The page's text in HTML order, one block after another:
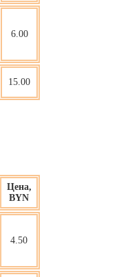
6.00
15.00
Цена,
BYN
4.50